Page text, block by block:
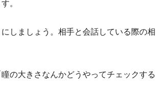
。
しましょう。相手と会話している際の相
の大きさなんかどうやってチェックする